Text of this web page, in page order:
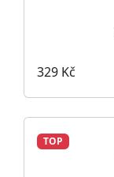
329 Kč
TOP